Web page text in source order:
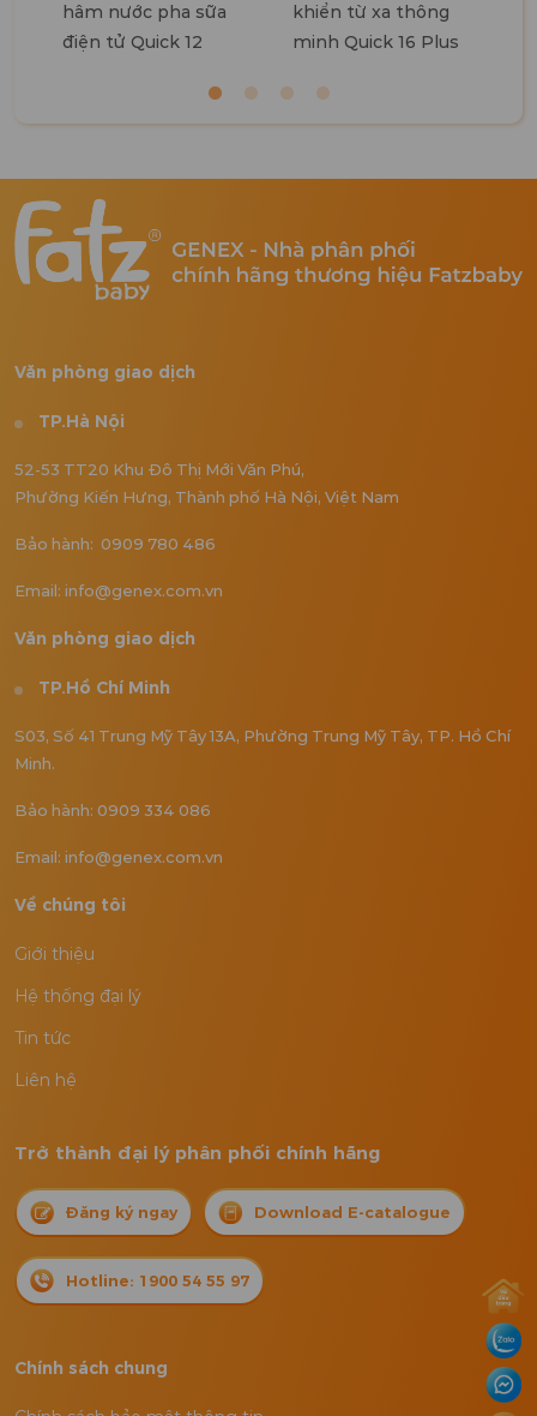
hâm nước pha sữa
điện tử Quick 12
khiển từ xa thông
minh Quick 16 Plus
Văn phòng giao dịch
TP.Hà Nội
52-53 TT20 Khu Đô Thị Mới Văn Phú,
Phường Kiến Hưng, Thành phố Hà Nội, Việt Nam
Bảo hành: 0909 780 486
Email: info@genex.com.vn
Văn phòng giao dịch
TP.Hồ Chí Minh
S03, Số 41 Trung Mỹ Tây 13A, Phường Trung Mỹ Tây, TP. Hồ Chí
Minh.
Bảo hành: 0909 334 086
Email: info@genex.com.vn
Về chúng tôi
Giới thiệu
Hệ thống đại lý
Tin tức
Liên hệ
Trở thành đại lý phân phối chính hãng
Đăng ký ngay Download E-catalogue
Hotline: 1900 54 55 97
Chính sách chung